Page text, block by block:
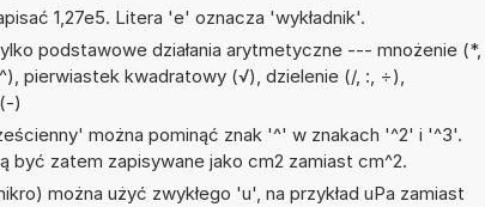
1,27e5. Litera 'e' oznacza 'wykładnik'.
podstawowe działania arytmetyczne --- mnożenie (*,
pierwiastek kwadratowy (√), dzielenie (/, :, ÷),
)
można pominąć znak '^' w znakach '^2' i '^3'.
być zatem zapisywane jako cm2 zamiast cm^2.
można użyć zwykłego 'u', na przykład uPa zamiast